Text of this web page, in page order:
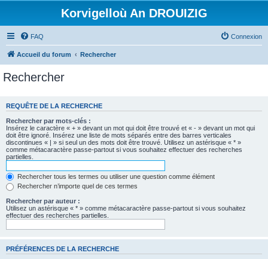
Korvigelloù An DROUIZIG
FAQ Connexion
Accueil du forum Rechercher
Rechercher
REQUÊTE DE LA RECHERCHE
Rechercher par mots-clés :
Insérez le caractère « + » devant un mot qui doit être trouvé et « - » devant un mot qui
doit être ignoré. Insérez une liste de mots séparés entre des barres verticales
discontinues « | » si seul un des mots doit être trouvé. Utilisez un astérisque « * »
comme métacaractère passe-partout si vous souhaitez effectuer des recherches
partielles.
Rechercher tous les termes ou utiliser une question comme élément
Rechercher n’importe quel de ces termes
Rechercher par auteur :
Utilisez un astérisque « * » comme métacaractère passe-partout si vous souhaitez
effectuer des recherches partielles.
PRÉFÉRENCES DE LA RECHERCHE